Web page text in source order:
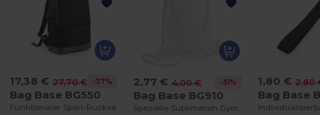
17,38 € 27,70 € -37%
Bag Base BG550
2,77 € 4,00 € -31%
Bag Base BG910
1,80 € 2,80
Bag Base